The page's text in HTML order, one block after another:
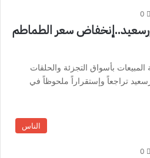
0
سعر الطماطم
بأسواق التجزئة والحلقات
تراجعاً وإستقراراً ملحوظاً في
الناس
0